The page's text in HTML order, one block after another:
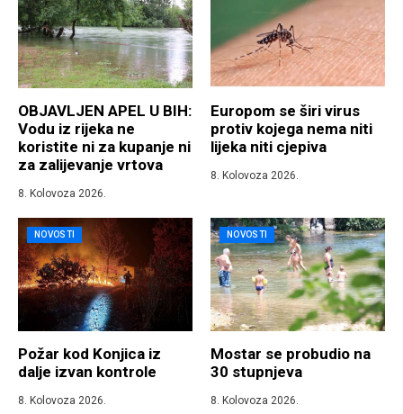
OBJAVLJEN APEL U BIH:
Vodu iz rijeka ne
koristite ni za kupanje ni
za zalijevanje vrtova
8. Kolovoza 2026.
Europom se širi virus
protiv kojega nema niti
lijeka niti cjepiva
8. Kolovoza 2026.
NOVOSTI
Požar kod Konjica iz
dalje izvan kontrole
8. Kolovoza 2026.
NOVOSTI
Mostar se probudio na
30 stupnjeva
8. Kolovoza 2026.